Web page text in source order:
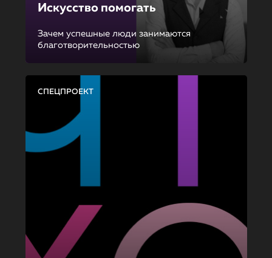
Искусство помогать
Зачем успешные люди занимаются
благотворительностью
СПЕЦПРОЕКТ